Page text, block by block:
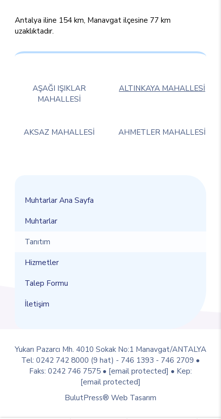
Antalya iline 154 km, Manavgat ilçesine 77 km
uzaklıktadır.
AŞAĞI IŞIKLAR
MAHALLESİ
ALTINKAYA MAHALLESİ
AKSAZ MAHALLESİ AHMETLER MAHALLESİ
Muhtarlar Ana Sayfa
Muhtarlar
Tanıtım
Hizmetler
Talep Formu
İletişim
Yukarı Pazarcı Mh. 4010 Sokak No:1 Manavgat/ANTALYA
Tel: 0242 742 8000 (9 hat) - 746 1393 - 746 2709 •
Faks: 0242 746 7575 • [email protected] • Kep:
[email protected]
BulutPress® Web Tasarım